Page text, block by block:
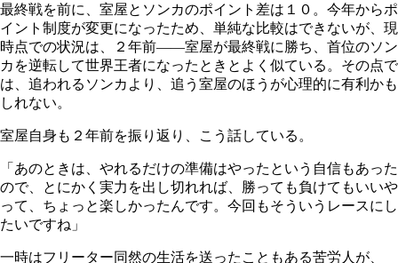
最終戦を前に、室屋とソンカのポイント差は１０。今年からポ
イント制度が変更になったため、単純な比較はできないが、現
時点での状況は、２年前――室屋が最終戦に勝ち、首位のソン
カを逆転して世界王者になったときとよく似ている。その点で
は、追われるソンカより、追う室屋のほうが心理的に有利かも
しれない。
室屋自身も２年前を振り返り、こう話している。
「あのときは、やれるだけの準備はやったという自信もあった
ので、とにかく実力を出し切れれば、勝っても負けてもいいや
って、ちょっと楽しかったんです。今回もそういうレースにし
たいですね」
一時はフリーター同然の生活を送ったこともある苦労人が、